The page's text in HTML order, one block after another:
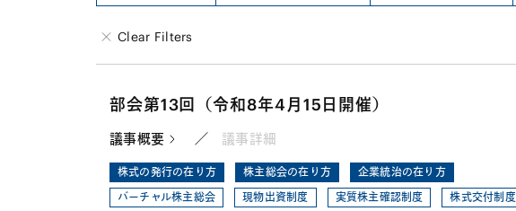
Clear Filters
部会第13回（令和8年4月15日開催）
議事概要 ／ 議事詳細
株式の発行の在り方 株主総会の在り方
企業統治の在り方
バーチャル株主総会
現物出資制度 実質株主確認制度 株式交付制度